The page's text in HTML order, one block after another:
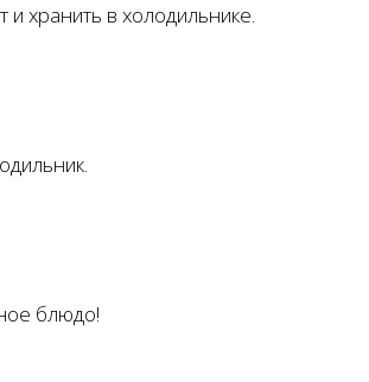
хранить в холодильнике.
блюдо!